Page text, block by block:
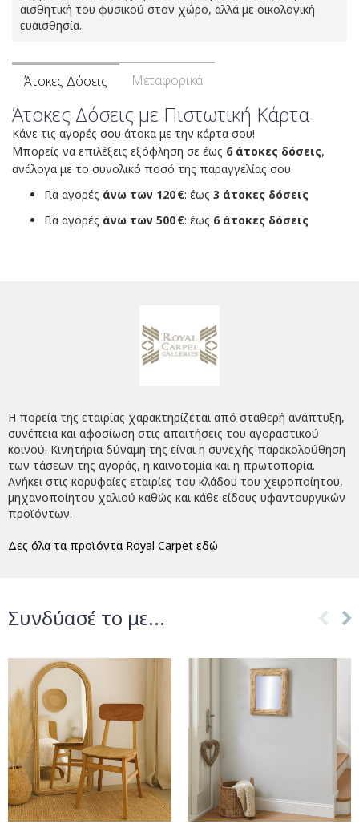
αισθητική του φυσικού στον χώρο, αλλά με οικολογική
ευαισθησία.
Άτοκες Δόσεις Μεταφορικά
Άτοκες Δόσεις με Πιστωτική Κάρτα
Κάνε τις αγορές σου άτοκα με την κάρτα σου!
Μπορείς να επιλέξεις εξόφληση σε έως 6 άτοκες δόσεις,
ανάλογα με το συνολικό ποσό της παραγγελίας σου.
Για αγορές άνω των 120 €: έως 3 άτοκες δόσεις
Για αγορές άνω των 500 €: έως 6 άτοκες δόσεις
Η πορεία της εταιρίας χαρακτηρίζεται από σταθερή ανάπτυξη,
συνέπεια και αφοσίωση στις απαιτήσεις του αγοραστικού
κοινού. Κινητήρια δύναμη της είναι η συνεχής παρακολούθηση
των τάσεων της αγοράς, η καινοτομία και η πρωτοπορία.
Ανήκει στις κορυφαίες εταιρίες του κλάδου του χειροποίητου,
μηχανοποίητου χαλιού καθώς και κάθε είδους υφαντουργικών
προϊόντων.
Δες όλα τα προϊόντα Royal Carpet εδώ
Συνδύασέ το με...